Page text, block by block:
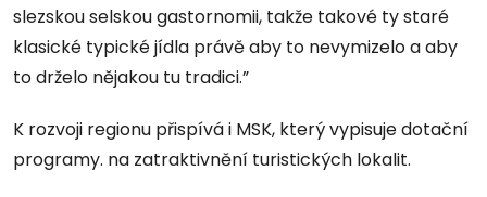
slezskou selskou gastornomii, takže takové ty staré
klasické typické jídla právě aby to nevymizelo a aby
to drželo nějakou tu tradici.”
K rozvoji regionu přispívá i MSK, který vypisuje dotační
programy. na zatraktivnění turistických lokalit.